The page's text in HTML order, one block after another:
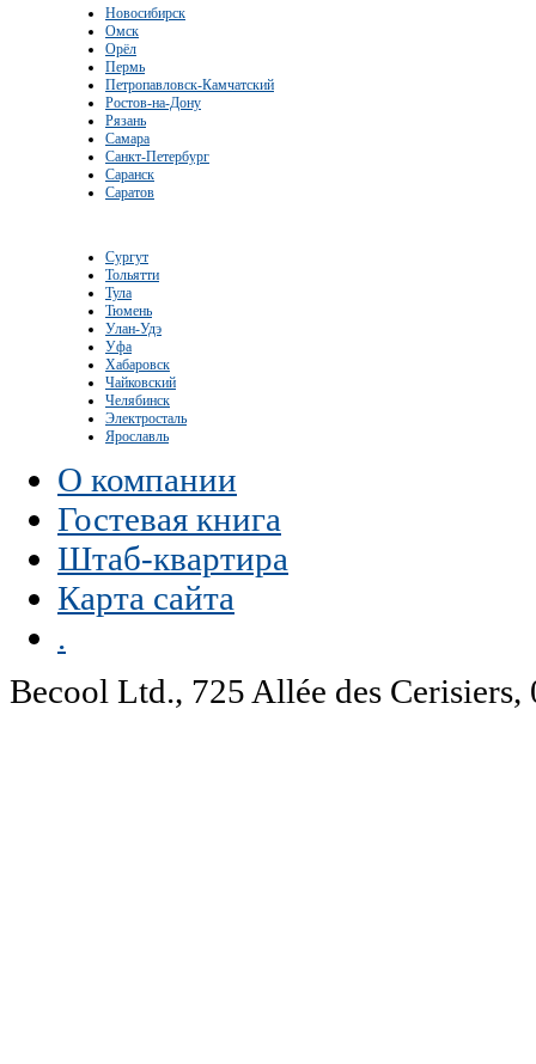
Новосибирск
Омск
Орёл
Пермь
Петропавловск-Камчатский
Ростов-на-Дону
Рязань
Самара
Санкт-Петербург
Саранск
Саратов
Сургут
Тольятти
Тула
Тюмень
Улан-Удэ
Уфа
Хабаровск
Чайковский
Челябинск
Электросталь
Ярославль
О компании
Гостевая книга
Штаб-квартира
Карта сайта
.
Becool Ltd., 725 Allée des